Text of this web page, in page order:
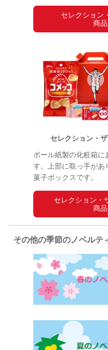
セレクション
商
セレクション・
ボール紙製の化粧箱に
す。上部に取っ手があ
菓子ボックスです。
セレクション・
商
その他の季節のノベルテ